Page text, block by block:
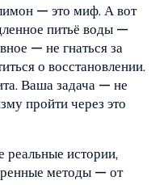
— это миф. А вот
питьё воды —
— не гнаться за
о восстановлении.
Ваша задача — не
пройти через это
реальные истории,
методы — от